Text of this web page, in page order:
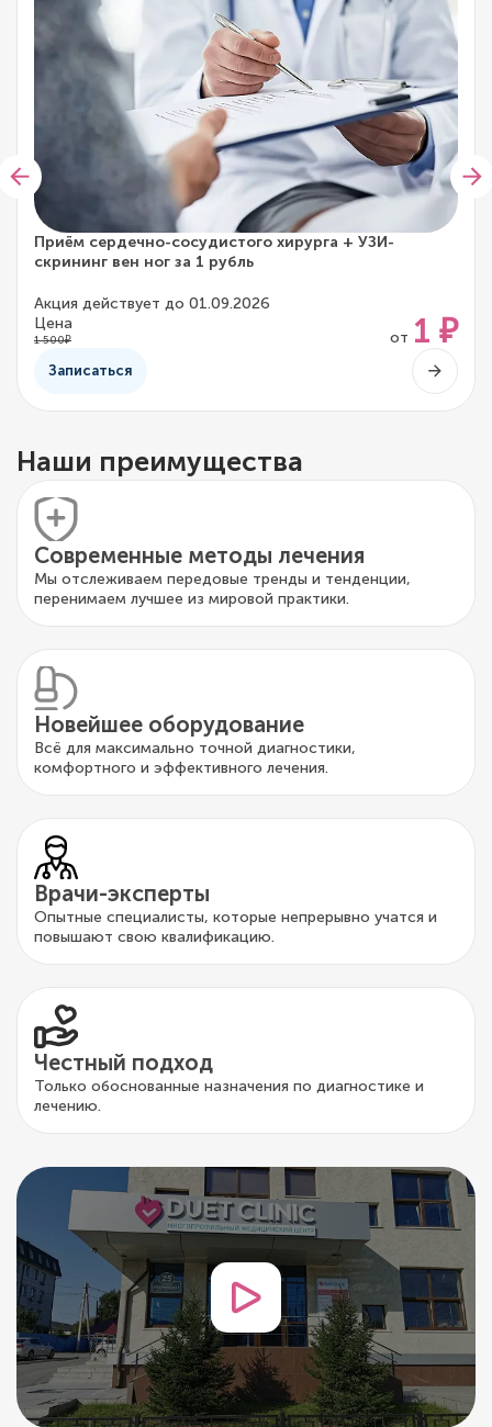
Приём сердечно-сосудистого хирурга + УЗИ-
скрининг вен ног за 1 рубль
Акция действует до 01.09.2026
Цена
1 500₽ от 1 ₽
Записаться
Наши преимущества
Современные методы лечения
Мы отслеживаем передовые тренды и тенденции,
перенимаем лучшее из мировой практики.
Новейшее оборудование
Всё для максимально точной диагностики,
комфортного и эффективного лечения.
Врачи-эксперты
Опытные специалисты, которые непрерывно учатся и
повышают свою квалификацию.
Честный подход
Только обоснованные назначения по диагностике и
лечению.